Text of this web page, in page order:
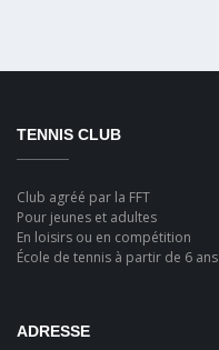
TENNIS CLUB
Club agréé par la FFT
Pour jeunes et adultes
En loisirs ou en compétition
École de tennis à partir de 6 ans
ADRESSE